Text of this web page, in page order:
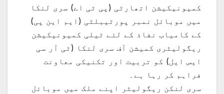
کمیونیکیشن اتھارٹی (پی ٹی اے) سری لنکا
میں موبائل نمبر پورٹیبلٹی (ایم این پی)
کے کامیاب نفاذ کے لئے ٹیلی کمیونیکیشن
ریگولیٹری کمیشن آف سری لنکا (ٹی آر سی
ایس ایل) کو تربیت اور تکنیکی معاونت
فراہم کر رہا ہے۔
سری لنکن ریگولیٹر اپنے ملک میں موبائل